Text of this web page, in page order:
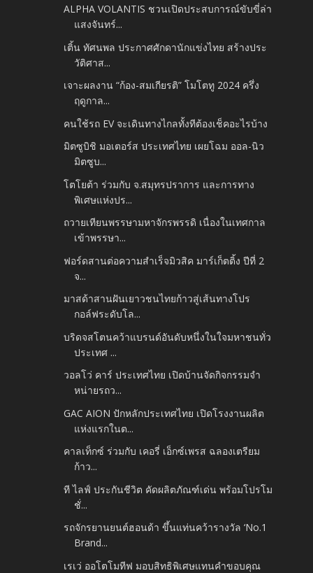
ALPHA VOLANTIS ชวนเปิดประสบการณ์ขับขี่ล่า
แสงจันทร์...
เติ้น ทัศนพล ประกาศศักดานักแข่งไทย สร้างประ
วัติศาส...
เจาะผลงาน “ก้อง-สมเกียรติ” โมโตทู 2024 ครึ่ง
ฤดูกาล...
คนใช้รถ EV จะเดินทางไกลทั้งทีต้องเช็คอะไรบ้าง
มิตซูบิชิ มอเตอร์ส ประเทศไทย เผยโฉม ออล-นิว
มิตซูบ...
โตโยต้า ร่วมกับ จ.สมุทรปราการ และการทาง
พิเศษแห่งปร...
ถวายเทียนพรรษามหาจักรพรรดิ เนื่องในเทศกาล
เข้าพรรษา...
ฟอร์ดสานต่อความสำเร็จมิวสิค มาร์เก็ตติ้ง ปีที่ 2
จ...
มาสด้าสานฝันเยาวชนไทยก้าวสู่เส้นทางโปร
กอล์ฟระดับโล...
บริดจสโตนคว้าแบรนด์อันดับหนึ่งในใจมหาชนทั่ว
ประเทศ ...
วอลโว่ คาร์ ประเทศไทย เปิดบ้านจัดกิจกรรมจำ
หน่ายรถว...
GAC AION ปักหลักประเทศไทย เปิดโรงงานผลิต
แห่งแรกในต...
คาลเท็กซ์ ร่วมกับ เคอรี่ เอ็กซ์เพรส ฉลองเตรียม
ก้าว...
ที ไลฟ์ ประกันชีวิต คัดผลิตภัณฑ์เด่น พร้อมโปรโม
ชั่...
รถจักรยานยนต์ฮอนด้า ขึ้นแท่นคว้ารางวัล ‘No.1
Brand...
เรเว่ ออโตโมทีฟ มอบสิทธิพิเศษแทนคำขอบคุณ